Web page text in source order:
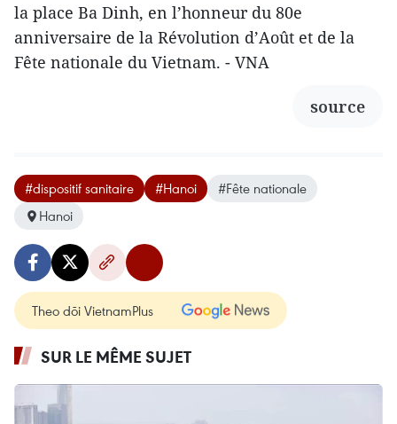
la place Ba Dinh, en l’honneur du 80e
anniversaire de la Révolution d’Août et de la
Fête nationale du Vietnam. - VNA
source
#dispositif sanitaire #Hanoi
#Fête nationale
Hanoi
Theo dõi VietnamPlus
SUR LE MÊME SUJET